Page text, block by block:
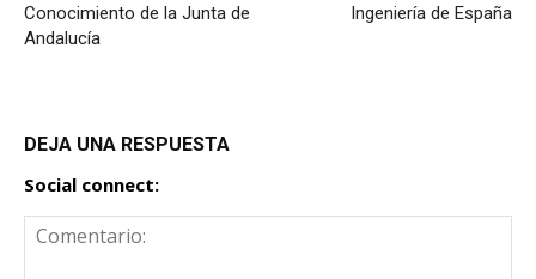
Conocimiento de la Junta de
Andalucía
Ingeniería de España
DEJA UNA RESPUESTA
Social connect: